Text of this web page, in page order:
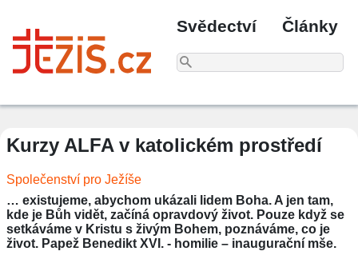
Svědectví Články
Kurzy ALFA v katolickém prostředí
Společenství pro Ježíše
… existujeme, abychom ukázali lidem Boha. A jen tam,
kde je Bůh vidět, začíná opravdový život. Pouze když se
setkáváme v Kristu s živým Bohem, poznáváme, co je
život. Papež Benedikt XVI. - homilie – inaugurační mše.